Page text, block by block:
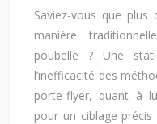
Saviez-vous que
manière
poubelle ? Une
l’inefficacité des
porte-flyer, quant à
pour un ciblage